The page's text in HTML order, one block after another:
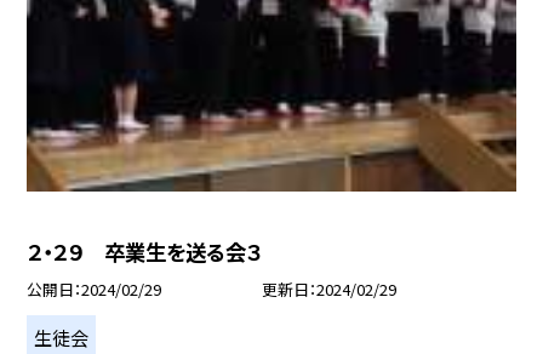
２・２９ 卒業生を送る会３
公開日 2024/02/29 更新日 2024/02/29
生徒会